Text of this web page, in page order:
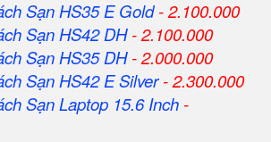
Sạn HS35 E Gold- 2.100.000
Sạn HS42 DH- 2.100.000
Sạn HS35 DH- 2.000.000
Sạn HS42 E Silver- 2.300.000
Sạn Laptop 15.6 Inch -